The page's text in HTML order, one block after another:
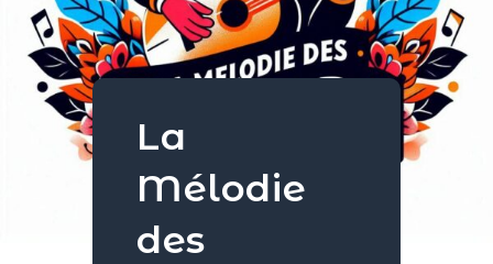
La
Mélodie
des